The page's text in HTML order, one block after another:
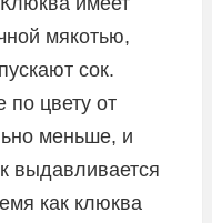
мякотью,
сок.
по цвету от
меньше, и
выдавливается
как клюква